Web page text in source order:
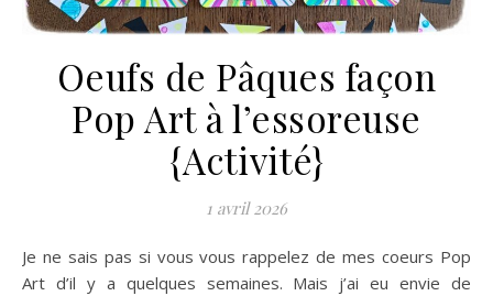
Oeufs de Pâques façon
Pop Art à l’essoreuse
{Activité}
1 avril 2026
Je ne sais pas si vous vous rappelez de mes coeurs Pop
Art d’il y a quelques semaines. Mais j’ai eu envie de